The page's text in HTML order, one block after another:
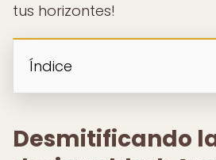
tus horizontes!
Índice
Desmitificando